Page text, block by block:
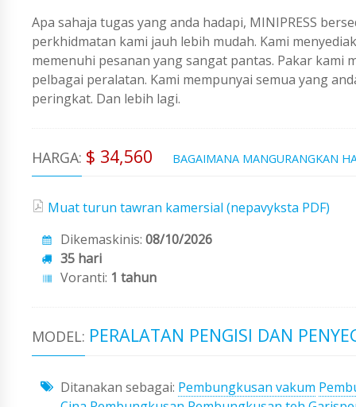
Apa sahaja tugas yang anda hadapi, MINIPRESS
perkhidmatan kami jauh lebih mudah. Kami
memenuhi pesanan yang sangat pantas. Pakar
pelbagai peralatan. Kami mempunyai semua yang
peringkat. Dan lebih lagi.
HARGA: $ 34,560 BAGAIMANA MANGURANGKAN
Muat turun tawran kamersial (nepavyksta PDF)
Dikemaskinis: 08/10/2026
35 hari
Voranti: 1 tahun
MODEL: PERALATAN PENGISI DAN
Ditanakan sebagai: Pembungkusan vakum